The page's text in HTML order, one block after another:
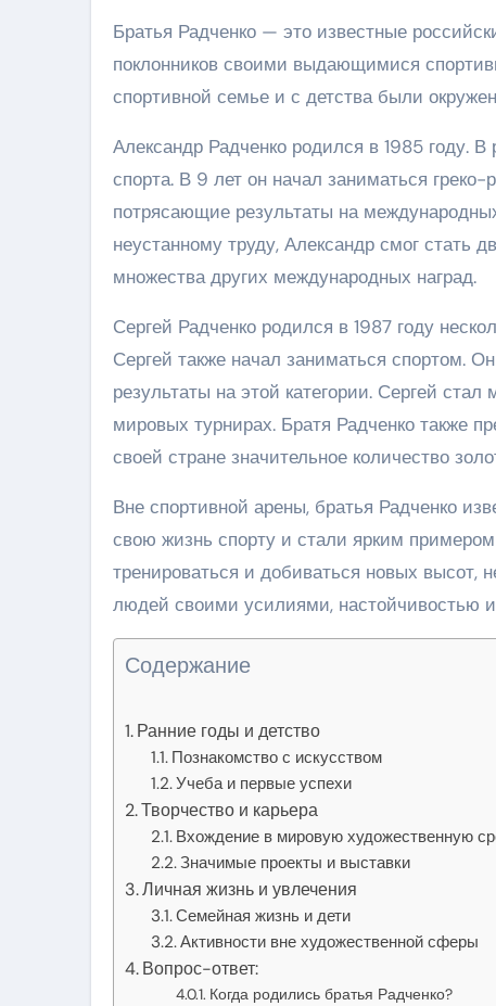
Братья Радченко — это известные
поклонников своими выдающимися
спортивной семье и с детства были
Александр Радченко родился в 1985 году.
спорта. В 9 лет он начал заниматься
потрясающие результаты на
неустанному труду, Александр смог
множества других международных наград.
Сергей Радченко родился в 1987 году
Сергей также начал заниматься спортом.
результаты на этой категории. Сергей
мировых турнирах. Братя Радченко также
своей стране значительное количество
Вне спортивной арены, братья Радченко
свою жизнь спорту и стали ярким
тренироваться и добиваться новых высот,
людей своими усилиями, настойчивостью
Содержание
Ранние годы и детство
Познакомство с искусством
Учеба и первые успехи
Творчество и карьера
Вхождение в мировую художественную
Значимые проекты и выставки
Личная жизнь и увлечения
Семейная жизнь и дети
Активности вне художественной сферы
Вопрос-ответ:
Когда родились братья Радченко?